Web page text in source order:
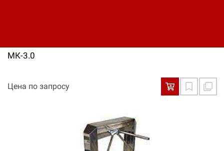
МК-3.0
Цена по запросу